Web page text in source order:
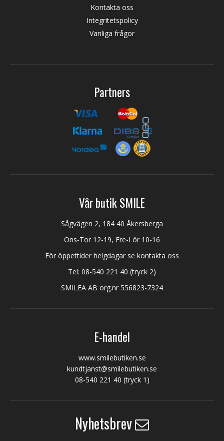
Kontakta oss
Integritetspolicy
Vanliga frågor
Partners
Vår butik SMILE
Sågvägen 2, 184 40 Åkersberga
Ons-Tor 12-19, Fre-Lör 10-16
För öppettider helgdagar se kontakta oss
Tel: 08-540 221 40 (tryck 2)
SMILEA AB org.nr 556823-7324
E-handel
www.smilebutiken.se
kundtjanst@smilebutiken.se
08-540 221 40 (tryck 1)
Nyhetsbrev